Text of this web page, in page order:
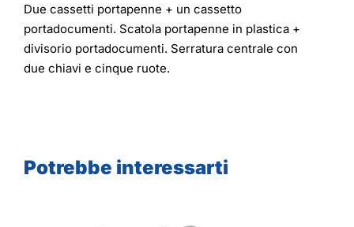
Due cassetti portapenne + un cassetto
portadocumenti. Scatola portapenne in plastica +
divisorio portadocumenti. Serratura centrale con
due chiavi e cinque ruote.
Potrebbe interessarti